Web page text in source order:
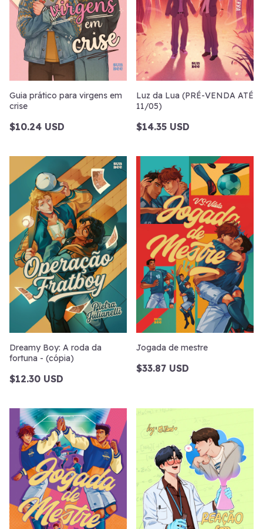
Guia prático para virgens em
crise
$10.24 USD
Luz da Lua (PRÉ-VENDA ATÉ
11/05)
$14.35 USD
Dreamy Boy: A roda da
fortuna - (cópia)
$12.30 USD
Jogada de mestre
$33.87 USD